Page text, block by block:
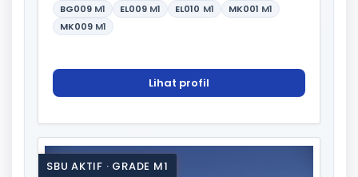
BG009 M1 EL009 M1 EL010 M1 MK001 M1
MK009 M1
Lihat profil
SBU AKTIF · GRADE M1